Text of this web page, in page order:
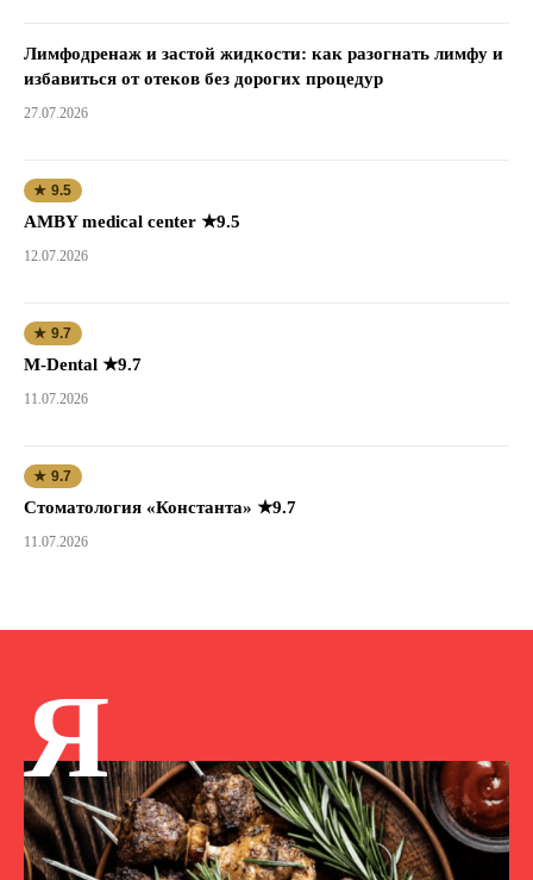
Лимфодренаж и застой жидкости: как разогнать лимфу и
избавиться от отеков без дорогих процедур
27.07.2026
★ 9.5
AMBY medical center ★9.5
12.07.2026
★ 9.7
M-Dental ★9.7
11.07.2026
★ 9.7
Стоматология «Константа» ★9.7
11.07.2026
Я